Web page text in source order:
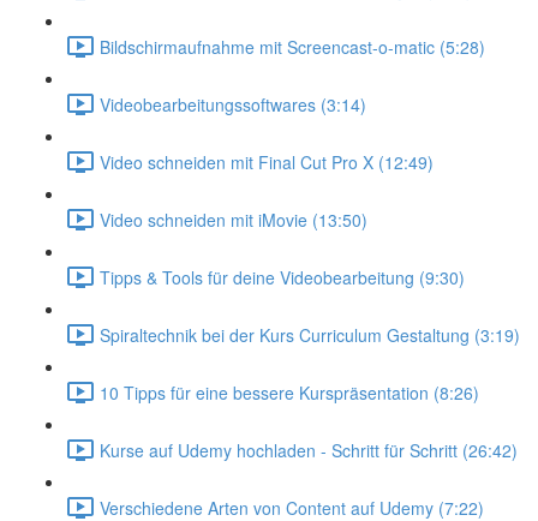
Bildschirmaufnahme mit Screencast-o-matic (5:28)
Videobearbeitungssoftwares (3:14)
Video schneiden mit Final Cut Pro X (12:49)
Video schneiden mit iMovie (13:50)
Tipps & Tools für deine Videobearbeitung (9:30)
Spiraltechnik bei der Kurs Curriculum Gestaltung (3:19)
10 Tipps für eine bessere Kurspräsentation (8:26)
Kurse auf Udemy hochladen - Schritt für Schritt (26:42)
Verschiedene Arten von Content auf Udemy (7:22)